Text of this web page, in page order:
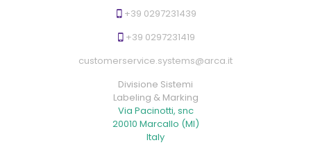
+39 0297231439
+39 0297231419
customerservice.systems@arca.it
Divisione Sistemi
Labeling & Marking
Via Pacinotti, snc
20010 Marcallo (MI)
Italy